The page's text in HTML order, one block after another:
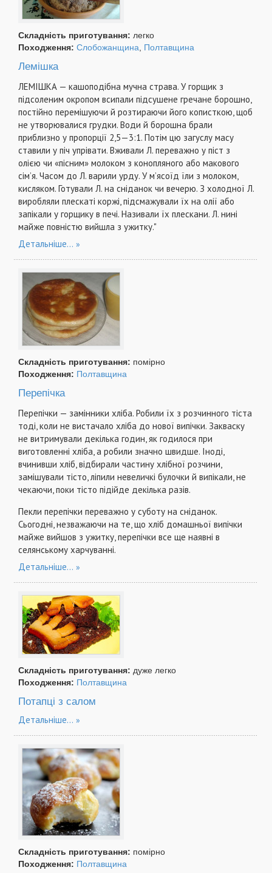
Складність приготування: легко
Походження: Слобожанщина Полтавщина
Лемішка
ЛЕМІШКА — кашоподібна мучна страва. У горщик з
підсоленим окропом всипали підсушене гречане борошно,
постійно перемішуючи й розтираючи його кописткою, щоб
не утворювалися грудки. Води й борошна брали
приблизно у пропорції 2,5—3:1. Потім цю загуслу масу
ставили у піч упрівати. Вживали Л. переважно у піст з
олією чи «пісним» молоком з конопляного або макового
сім’я. Часом до Л. варили урду. У м’ясоїд їли з молоком,
кисляком. Готували Л. на сніданок чи вечерю. З холодної Л.
виробляли плескаті коржі, підсмажували їх на олії або
запікали у горщику в печі. Називали їх плескани. Л. нині
майже повністю вийшла з ужитку."
Детальніше...
Складність приготування: помірно
Походження: Полтавщина
Перепічка
Перепічки — замінники хліба. Робили їх з розчинного тіста
тоді, коли не вистачало хліба до нової випічки. Закваску
не витримували декілька годин, як годилося при
виготовленні хліба, а робили значно швидше. Іноді,
вчинивши хліб, відбирали частину хлібної розчини,
замішували тісто, ліпили невеличкі булочки й випікали, не
чекаючи, поки тісто підійде декілька разів.
Пекли перепічки переважно у суботу на сніданок.
Сьогодні, незважаючи на те, що хліб домашньої випічки
майже вийшов з ужитку, перепічки все ще наявні в
селянському харчуванні.
Детальніше...
Складність приготування: дуже легко
Походження: Полтавщина
Потапці з салом
Детальніше...
Складність приготування: помірно
Походження: Полтавщина